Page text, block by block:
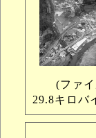
(ファイ
29.8キロバ